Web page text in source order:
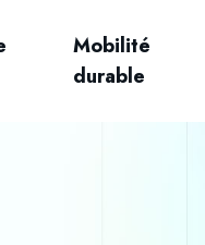
Mobilité
durable